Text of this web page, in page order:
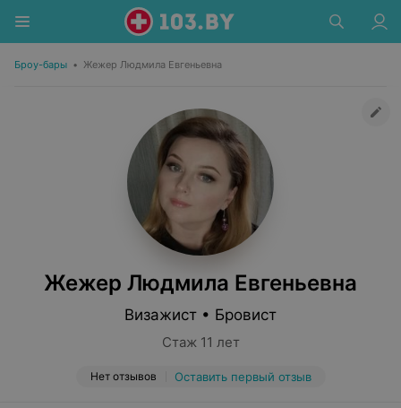
Броу-бары • Жежер Людмила Евгеньевна
Жежер Людмила Евгеньевна
Визажист • Бровист
Стаж 11 лет
Нет отзывов Оставить первый отзыв